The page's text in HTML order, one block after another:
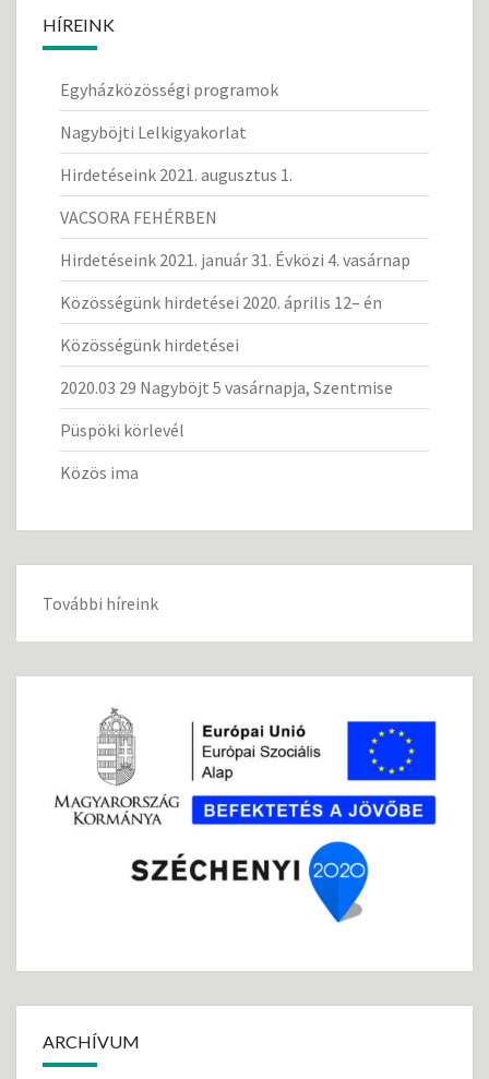
HÍREINK
Egyházközösségi programok
Nagyböjti Lelkigyakorlat
Hirdetéseink 2021. augusztus 1.
VACSORA FEHÉRBEN
Hirdetéseink 2021. január 31. Évközi 4. vasárnap
Közösségünk hirdetései 2020. április 12– én
Közösségünk hirdetései
2020.03 29 Nagyböjt 5 vasárnapja, Szentmise
Püspöki körlevél
Közös ima
További híreink
ARCHÍVUM